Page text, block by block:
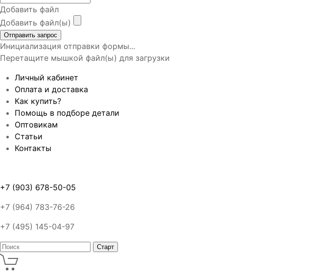
Добавить файл
Добавить файл(ы)
Отправить запрос
Инициализация отправки формы...
Перетащите мышкой файл(ы) для загрузки
Личный кабинет
Оплата и доставка
Как купить?
Помощь в подборе детали
Оптовикам
Статьи
Контакты
+7 (903) 678-50-05
+7 (964) 783-76-26
+7 (495) 145-04-97